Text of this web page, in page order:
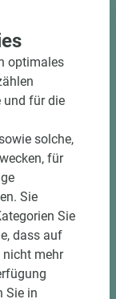
optimales
und für die
solche,
für
Sie
Sie
dass auf
nicht mehr
Sie in